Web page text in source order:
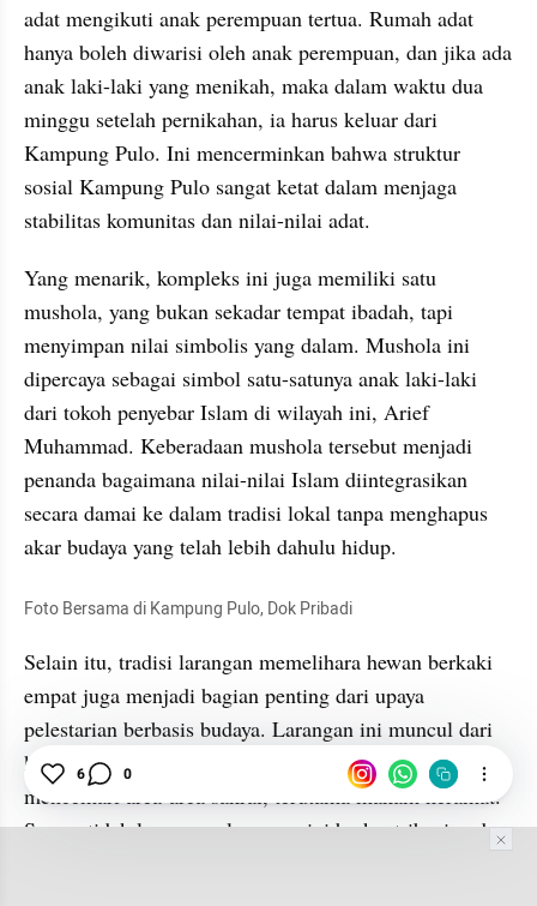
adat mengikuti anak perempuan tertua. Rumah adat
hanya boleh diwarisi oleh anak perempuan, dan jika ada
anak laki-laki yang menikah, maka dalam waktu dua
minggu setelah pernikahan, ia harus keluar dari
Kampung Pulo. Ini mencerminkan bahwa struktur
sosial Kampung Pulo sangat ketat dalam menjaga
stabilitas komunitas dan nilai-nilai adat.
Yang menarik, kompleks ini juga memiliki satu
mushola, yang bukan sekadar tempat ibadah, tapi
menyimpan nilai simbolis yang dalam. Mushola ini
dipercaya sebagai simbol satu-satunya anak laki-laki
dari tokoh penyebar Islam di wilayah ini, Arief
Muhammad. Keberadaan mushola tersebut menjadi
penanda bagaimana nilai-nilai Islam diintegrasikan
secara damai ke dalam tradisi lokal tanpa menghapus
akar budaya yang telah lebih dahulu hidup.
Foto Bersama di Kampung Pulo, Dok Pribadi
Selain itu, tradisi larangan memelihara hewan berkaki
empat juga menjadi bagian penting dari upaya
pelestarian berbasis budaya. Larangan ini muncul dari
keyakinan bahwa hewan-hewan tersebut dapat
mencemari area-area sakral, terutama makam keramat.
Secara tidak langsung, larangan ini berkontribusi pada
6 0